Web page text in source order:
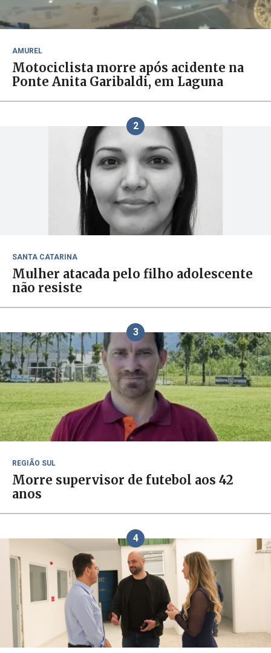
AMUREL
Motociclista morre após acidente na
Ponte Anita Garibaldi, em Laguna
2
SANTA CATARINA
Mulher atacada pelo filho adolescente
não resiste
3
REGIÃO SUL
Morre supervisor de futebol aos 42
anos
4